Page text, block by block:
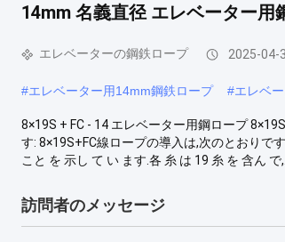
14mm 名義直径 エレベーター用
エレベーターの鋼鉄ロープ 2025-04-
#エレベーター用14mm鋼鉄ロープ #エレベ
8×19S + FC - 14 エレベーター用鋼ロープ
す: 8×19S+FC線ロープの導入は,次のとおりで
こと を 示し て い ます.各 糸 は 19 糸 を 含ん で,...
訪問者のメッセージ